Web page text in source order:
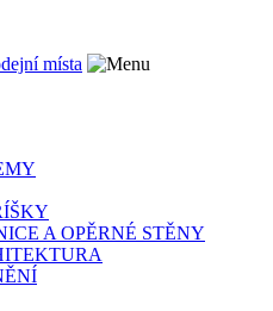
místa
A OPĚRNÉ STĚNY